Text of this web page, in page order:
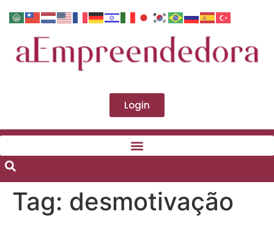
Login
Tag: desmotivação